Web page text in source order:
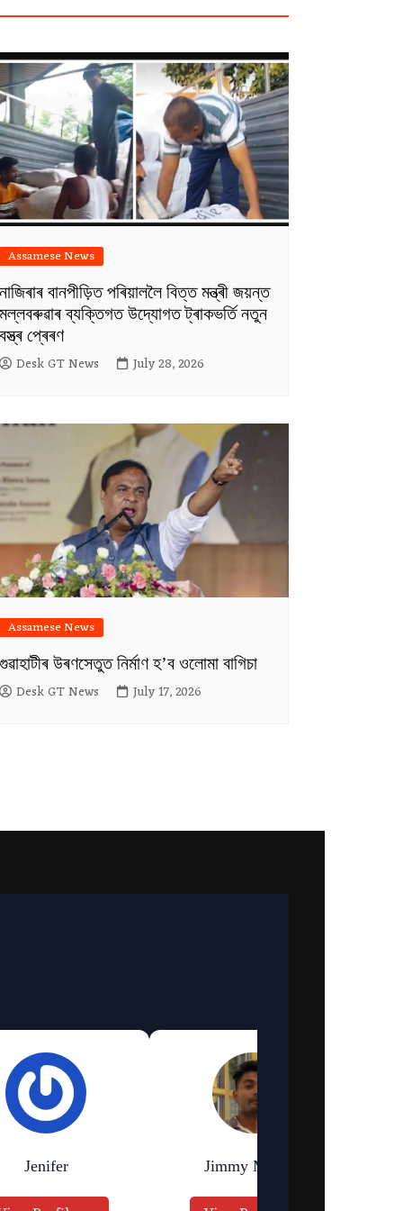
Assamese News
বানপীড়িত পৰিয়াললৈ বিত্ত মন্ত্ৰী জয়ন্ত
ব্যক্তিগত উদ্যোগত ট্ৰাকভৰ্তি নতুন
প্ৰেৰণ
Desk GT News July 28, 2026
Assamese News
উৰণসেতুত নিৰ্মাণ হ’ব ওলোমা বাগিচা
Desk GT News July 17, 2026
Jenifer Jimmy Murmu